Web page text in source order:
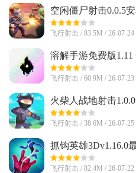
空闲僵尸射击0.0.5
飞行射击 / 83.5M / 26-07-24
溶解手游免费版1.11
飞行射击 / 60.9M / 26-07-23
火柴人战地射击
飞行射击 / 38.6M / 26-07-25
抓钩英雄3Dv1.16.0
飞行射击 / 82.4M / 26-07-22